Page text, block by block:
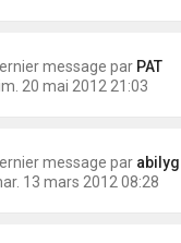
message par PAT
20 mai 2012 21:03
message par abilyg
13 mars 2012 08:28